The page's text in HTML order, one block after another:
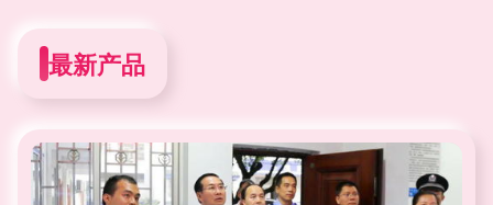
最新产品